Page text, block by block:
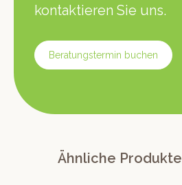
kontaktieren Sie uns.
Beratungstermin buchen
Ähnliche Produkte